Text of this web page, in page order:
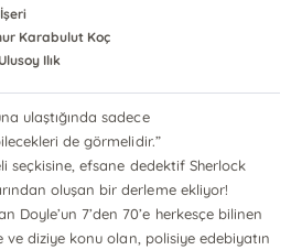
Karabulut Koç
Ilık
ulaştığında sadece
de görmelidir.”
seçkisine, efsane dedektif Sherlock
oluşan bir derleme ekliyor!
Doyle’un 7’den 70’e herkesçe bilinen
diziye konu olan, polisiye edebiyatın